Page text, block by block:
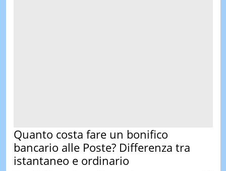
Quanto costa fare un bonifico
bancario alle Poste? Differenza tra
istantaneo e ordinario